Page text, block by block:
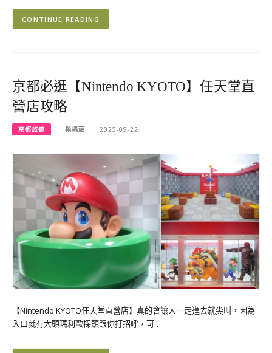
CONTINUE READING
京都必逛【Nintendo KYOTO】任天堂直
營店攻略
京都旅遊 捲捲頭 2025-09-22
【Nintendo KYOTO任天堂直營店】真的會讓人一走進去就尖叫，因為
入口就有大頭瑪利歐探頭跟你打招呼，可…